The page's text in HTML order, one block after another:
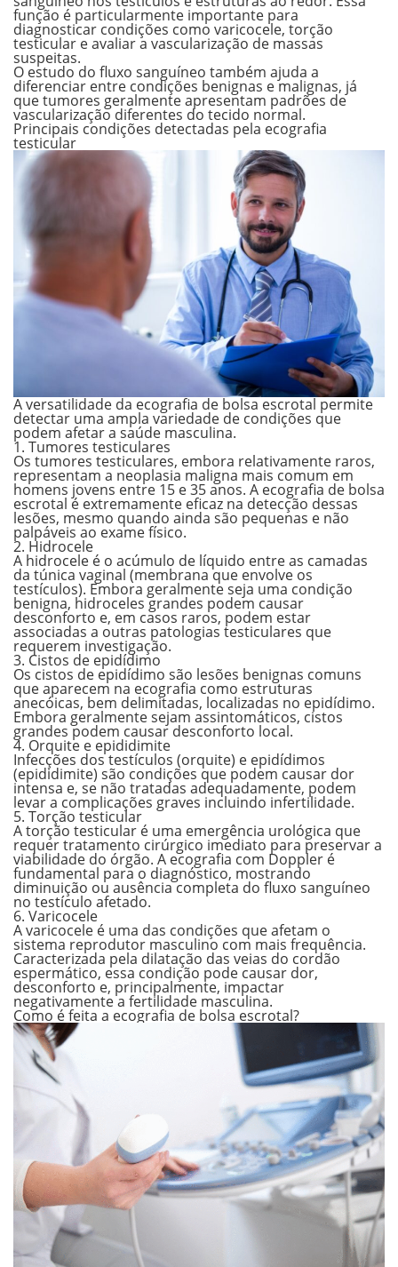
função é particularmente importante para
diagnosticar condições como varicocele, torção
testicular e avaliar a vascularização de massas
suspeitas.
O estudo do fluxo sanguíneo também ajuda a
diferenciar entre condições benignas e malignas, já
que tumores geralmente apresentam padrões de
vascularização diferentes do tecido normal.
Principais condições detectadas pela ecografia
testicular
A versatilidade da ecografia de bolsa escrotal permite
detectar uma ampla variedade de condições que
podem afetar a saúde masculina.
1. Tumores testiculares
Os tumores testiculares, embora relativamente raros,
representam a neoplasia maligna mais comum em
homens jovens entre 15 e 35 anos. A ecografia de bolsa
escrotal é extremamente eficaz na detecção dessas
lesões, mesmo quando ainda são pequenas e não
palpáveis ao exame físico.
2. Hidrocele
A hidrocele é o acúmulo de líquido entre as camadas
da túnica vaginal (membrana que envolve os
testículos). Embora geralmente seja uma condição
benigna, hidroceles grandes podem causar
desconforto e, em casos raros, podem estar
associadas a outras patologias testiculares que
requerem investigação.
3. Cistos de epidídimo
Os cistos de epidídimo são lesões benignas comuns
que aparecem na ecografia como estruturas
anecóicas, bem delimitadas, localizadas no epidídimo.
Embora geralmente sejam assintomáticos, cistos
grandes podem causar desconforto local.
4. Orquite e epididimite
Infecções dos testículos (orquite) e epidídimos
(epididimite) são condições que podem causar dor
intensa e, se não tratadas adequadamente, podem
levar a complicações graves incluindo infertilidade.
5. Torção testicular
A torção testicular é uma emergência urológica que
requer tratamento cirúrgico imediato para preservar a
viabilidade do órgão. A ecografia com Doppler é
fundamental para o diagnóstico, mostrando
diminuição ou ausência completa do fluxo sanguíneo
no testículo afetado.
6. Varicocele
A varicocele é uma das condições que afetam o
sistema reprodutor masculino com mais frequência.
Caracterizada pela dilatação das veias do cordão
espermático, essa condição pode causar dor,
desconforto e, principalmente, impactar
negativamente a fertilidade masculina.
Como é feita a ecografia de bolsa escrotal?